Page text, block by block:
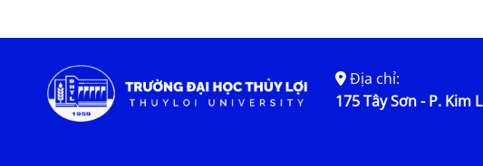
Địa chỉ:
175 Tây Sơn - P. Kim